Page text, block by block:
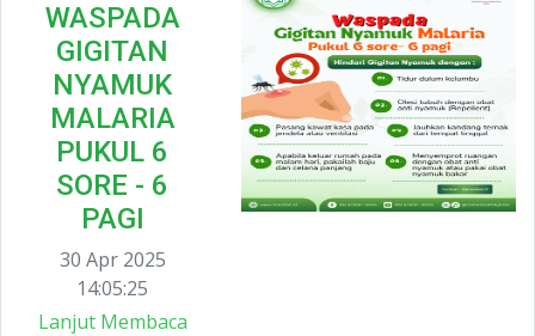
WASPADA
GIGITAN
NYAMUK
MALARIA
PUKUL 6
SORE - 6
PAGI
30 Apr 2025
14:05:25
Lanjut Membaca